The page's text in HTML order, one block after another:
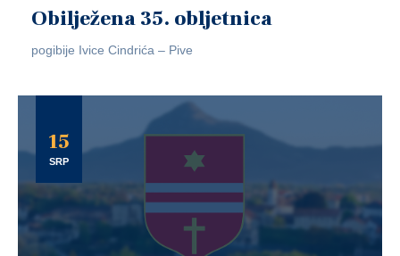
Obilježena 35. obljetnica
pogibije Ivice Cindrića – Pive
15
SRP